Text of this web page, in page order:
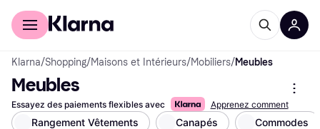
Acheter avec Klarna
Klarna/Shopping/Maisons et Intérieurs/Mobiliers/Meubles
Meubles
Essayez des paiements flexibles avec Apprenez comment
Rangement Vêtements Canapés Commodes